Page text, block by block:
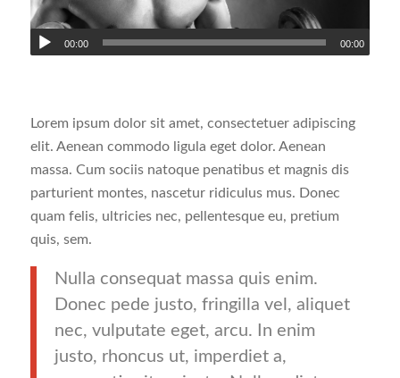
00:00 00:00
Lorem ipsum dolor sit amet, consectetuer adipiscing
elit. Aenean commodo ligula eget dolor. Aenean
massa. Cum sociis natoque penatibus et magnis dis
parturient montes, nascetur ridiculus mus. Donec
quam felis, ultricies nec, pellentesque eu, pretium
quis, sem.
Nulla consequat massa quis enim.
Donec pede justo, fringilla vel, aliquet
nec, vulputate eget, arcu. In enim
justo, rhoncus ut, imperdiet a,